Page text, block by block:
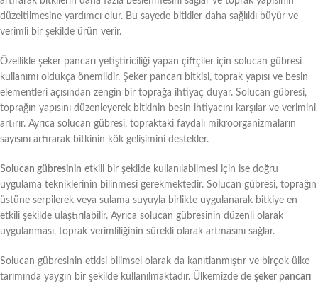
düzeltilmesine yardımcı olur. Bu sayede bitkiler daha sağlıklı büyür ve
verimli bir şekilde ürün verir.
Özellikle şeker pancarı yetiştiriciliği yapan çiftçiler için solucan gübresi
kullanımı oldukça önemlidir. Şeker pancarı bitkisi, toprak yapısı ve besin
elementleri açısından zengin bir toprağa ihtiyaç duyar. Solucan gübresi,
toprağın yapısını düzenleyerek bitkinin besin ihtiyacını karşılar ve verimini
artırır. Ayrıca solucan gübresi, topraktaki faydalı mikroorganizmaların
sayısını artırarak bitkinin kök gelişimini destekler.
Solucan gübresinin etkili bir şekilde kullanılabilmesi için ise doğru
uygulama tekniklerinin bilinmesi gerekmektedir. Solucan gübresi, toprağın
üstüne serpilerek veya sulama suyuyla birlikte uygulanarak bitkiye en
etkili şekilde ulaştırılabilir. Ayrıca solucan gübresinin düzenli olarak
uygulanması, toprak verimliliğinin sürekli olarak artmasını sağlar.
Solucan gübresinin etkisi bilimsel olarak da kanıtlanmıştır ve birçok ülke
tarımında yaygın bir şekilde kullanılmaktadır. Ülkemizde de şeker pancarı